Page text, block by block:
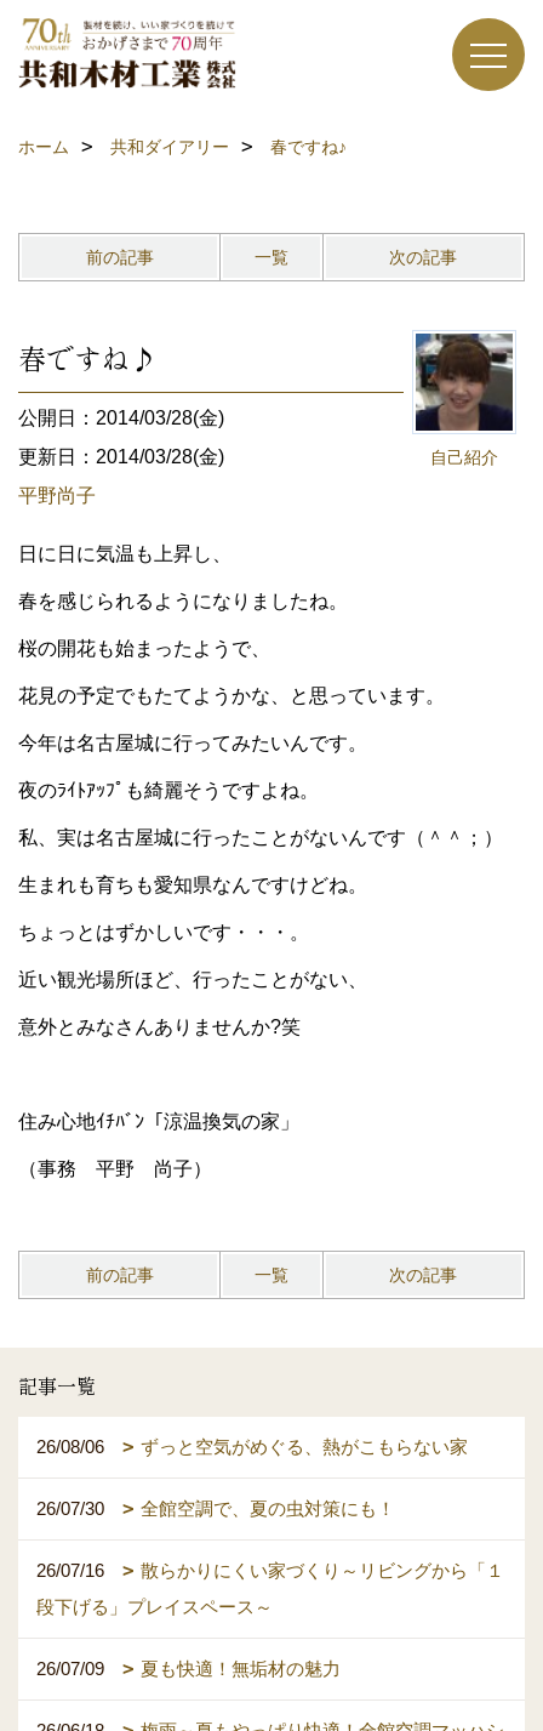
ホーム 共和ダイアリー 春ですね♪
前の記事 一覧 次の記事
自己紹介
春ですね♪
公開日：2014/03/28(金)
更新日：2014/03/28(金)
平野尚子
日に日に気温も上昇し、
春を感じられるようになりましたね。
桜の開花も始まったようで、
花見の予定でもたてようかな、と思っています。
今年は名古屋城に行ってみたいんです。
夜のﾗｲﾄｱｯﾌﾟも綺麗そうですよね。
私、実は名古屋城に行ったことがないんです（＾＾；）
生まれも育ちも愛知県なんですけどね。
ちょっとはずかしいです・・・。
近い観光場所ほど、行ったことがない、
意外とみなさんありませんか?笑
住み心地ｲﾁﾊﾞﾝ「涼温換気の家」
（事務 平野 尚子）
前の記事 一覧 次の記事
記事一覧
26/08/06 ずっと空気がめぐる、熱がこもらない家
26/07/30 全館空調で、夏の虫対策にも！
26/07/16
散らかりにくい家づくり～リビングから「１
段下げる」プレイスペース～
26/07/09 夏も快適！無垢材の魅力